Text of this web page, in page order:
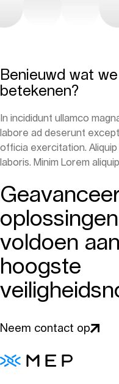
Benieuwd wat
betekenen?
In incididunt ullamco
labore ad deserunt
officia exercitation.
laboris. Minim Lorem
voldoen
hoogste
Neem contact op